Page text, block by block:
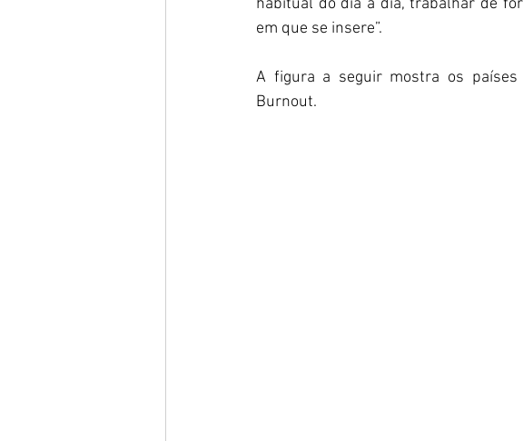
em que se insere”.​​​
A figura a seguir mostra os
Burnout.